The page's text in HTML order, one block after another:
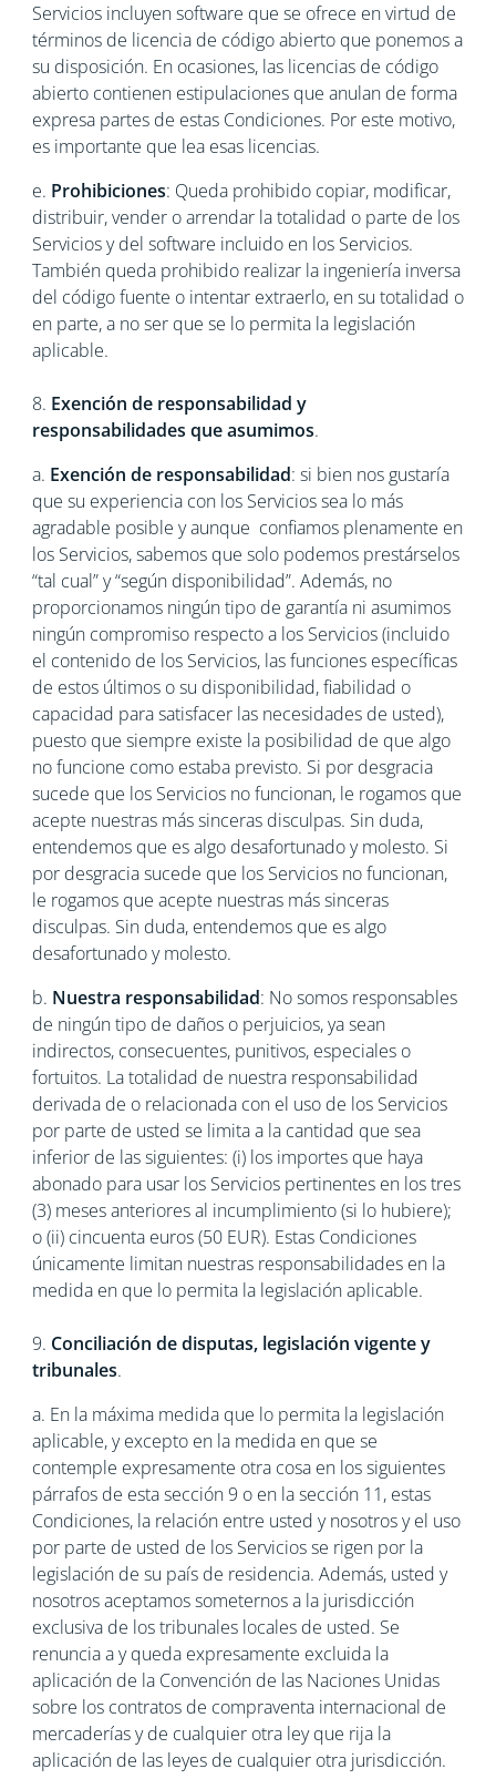
Servicios incluyen software que se ofrece en virtud de
términos de licencia de código abierto que ponemos a
su disposición. En ocasiones, las licencias de código
abierto contienen estipulaciones que anulan de forma
expresa partes de estas Condiciones. Por este motivo,
es importante que lea esas licencias.
e. Prohibiciones: Queda prohibido copiar, modificar,
distribuir, vender o arrendar la totalidad o parte de los
Servicios y del software incluido en los Servicios.
También queda prohibido realizar la ingeniería inversa
del código fuente o intentar extraerlo, en su totalidad o
en parte, a no ser que se lo permita la legislación
aplicable.
8. Exención de responsabilidad y
responsabilidades que asumimos.
a. Exención de responsabilidad: si bien nos gustaría
que su experiencia con los Servicios sea lo más
agradable posible y aunque confiamos plenamente en
los Servicios, sabemos que solo podemos prestárselos
“tal cual” y “según disponibilidad”. Además, no
proporcionamos ningún tipo de garantía ni asumimos
ningún compromiso respecto a los Servicios (incluido
el contenido de los Servicios, las funciones específicas
de estos últimos o su disponibilidad, fiabilidad o
capacidad para satisfacer las necesidades de usted),
puesto que siempre existe la posibilidad de que algo
no funcione como estaba previsto. Si por desgracia
sucede que los Servicios no funcionan, le rogamos que
acepte nuestras más sinceras disculpas. Sin duda,
entendemos que es algo desafortunado y molesto. Si
por desgracia sucede que los Servicios no funcionan,
le rogamos que acepte nuestras más sinceras
disculpas. Sin duda, entendemos que es algo
desafortunado y molesto.
b. Nuestra responsabilidad: No somos responsables
de ningún tipo de daños o perjuicios, ya sean
indirectos, consecuentes, punitivos, especiales o
fortuitos. La totalidad de nuestra responsabilidad
derivada de o relacionada con el uso de los Servicios
por parte de usted se limita a la cantidad que sea
inferior de las siguientes: (i) los importes que haya
abonado para usar los Servicios pertinentes en los tres
(3) meses anteriores al incumplimiento (si lo hubiere);
o (ii) cincuenta euros (50 EUR). Estas Condiciones
únicamente limitan nuestras responsabilidades en la
medida en que lo permita la legislación aplicable.
9. Conciliación de disputas, legislación vigente y
tribunales.
a. En la máxima medida que lo permita la legislación
aplicable, y excepto en la medida en que se
contemple expresamente otra cosa en los siguientes
párrafos de esta sección 9 o en la sección 11, estas
Condiciones, la relación entre usted y nosotros y el uso
por parte de usted de los Servicios se rigen por la
legislación de su país de residencia. Además, usted y
nosotros aceptamos someternos a la jurisdicción
exclusiva de los tribunales locales de usted. Se
renuncia a y queda expresamente excluida la
aplicación de la Convención de las Naciones Unidas
sobre los contratos de compraventa internacional de
mercaderías y de cualquier otra ley que rija la
aplicación de las leyes de cualquier otra jurisdicción.